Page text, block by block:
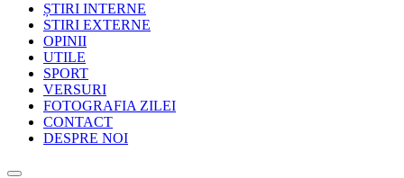
ȘTIRI INTERNE
STIRI EXTERNE
OPINII
UTILE
SPORT
VERSURI
FOTOGRAFIA ZILEI
CONTACT
DESPRE NOI